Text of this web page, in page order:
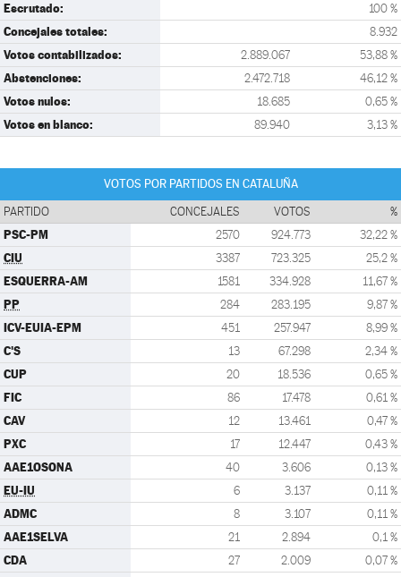
Escrutado: 100 %
Concejales totales: 8.932
Votos contabilizados: 2.889.067 53,88 %
Abstenciones: 2.472.718 46,12 %
Votos nulos: 18.685 0,65 %
Votos en blanco: 89.940 3,13 %
VOTOS POR PARTIDOS EN CATALUÑA
PARTIDO CONCEJALES VOTOS %
PSC-PM 2570 924.773 32,22 %
CIU 3387 723.325 25,2 %
ESQUERRA-AM 1581 334.928 11,67 %
PP 284 283.195 9,87 %
ICV-EUIA-EPM 451 257.947 8,99 %
C'S 13 67.298 2,34 %
CUP 20 18.536 0,65 %
FIC 86 17.478 0,61 %
CAV 12 13.461 0,47 %
PXC 17 12.447 0,43 %
AAE1OSONA 40 3.606 0,13 %
EU-IU 6 3.137 0,11 %
ADMC 8 3.107 0,11 %
AAE1SELVA 21 2.894 0,1 %
CDA 27 2.009 0,07 %